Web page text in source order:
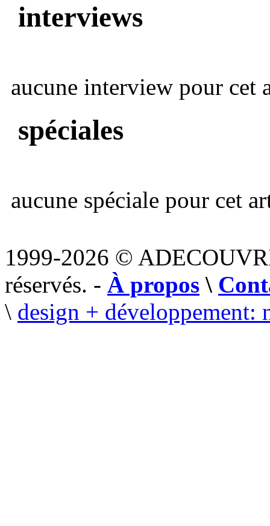
interviews
aucune interview pour cet
spéciales
aucune spéciale pour cet
1999-2026 ©
réservés. - À propos \
\ design + développement: